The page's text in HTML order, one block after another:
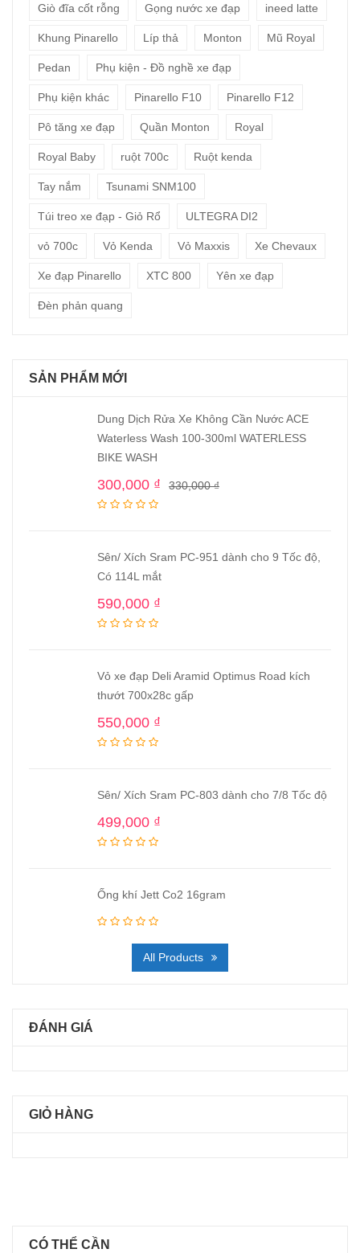
Giò đĩa cốt rỗng Gọng nước xe đạp ineed latte
Khung Pinarello Líp thả Monton Mũ Royal
Pedan Phụ kiện - Đồ nghề xe đạp
Phụ kiện khác Pinarello F10 Pinarello F12
Pô tăng xe đạp Quần Monton Royal
Royal Baby ruột 700c Ruột kenda
Tay nắm Tsunami SNM100
Túi treo xe đạp - Giỏ Rổ ULTEGRA DI2
vỏ 700c Vỏ Kenda Vỏ Maxxis Xe Chevaux
Xe đạp Pinarello XTC 800 Yên xe đạp
Đèn phản quang
SẢN PHẨM MỚI
Dung Dịch Rửa Xe Không Cần Nước ACE
Waterless Wash 100-300ml WATERLESS
BIKE WASH
330,000₫
300,000 ₫
Sên/ Xích Sram PC-951 dành cho 9 Tốc độ,
Có 114L mắt
590,000 ₫
Vỏ xe đạp Deli Aramid Optimus Road kích
thướt 700x28c gấp
550,000 ₫
Sên/ Xích Sram PC-803 dành cho 7/8 Tốc độ
499,000 ₫
Ống khí Jett Co2 16gram
All Products
ĐÁNH GIÁ
GIỎ HÀNG
CÓ THỂ CẦN